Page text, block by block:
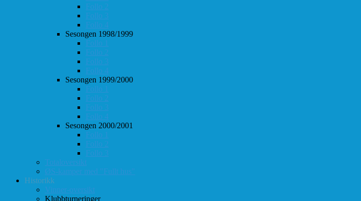
Follo 2
Follo 3
Follo 4
Sesongen 1998/1999
Follo 1
Follo 2
Follo 3
Follo 4
Sesongen 1999/2000
Follo 1
Follo 2
Follo 3
Follo 4
Sesongen 2000/2001
Follo 1
Follo 2
Follo 3
Totaloversikt
ØS-kamper med "Fullt hus"
Historikk
Vinner-oversikt
Klubbturneringer